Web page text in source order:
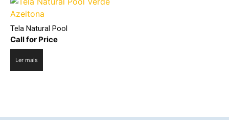
Tela Natural Pool
Call for Price
Ler mais